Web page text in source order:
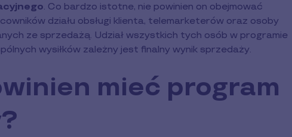
. Co bardzo istotne, nie powinien on obejmować
działu obsługi klienta, telemarketerów oraz osoby
ze sprzedażą. Udział wszystkich tych osób w programie
wysiłków zależny jest finalny wynik sprzedaży.
mieć program